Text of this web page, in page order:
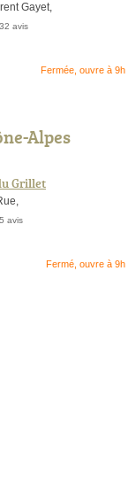
Gayet,
avis
Fermée, ouvre à 9h
Alpes
Grillet
avis
Fermé, ouvre à 9h